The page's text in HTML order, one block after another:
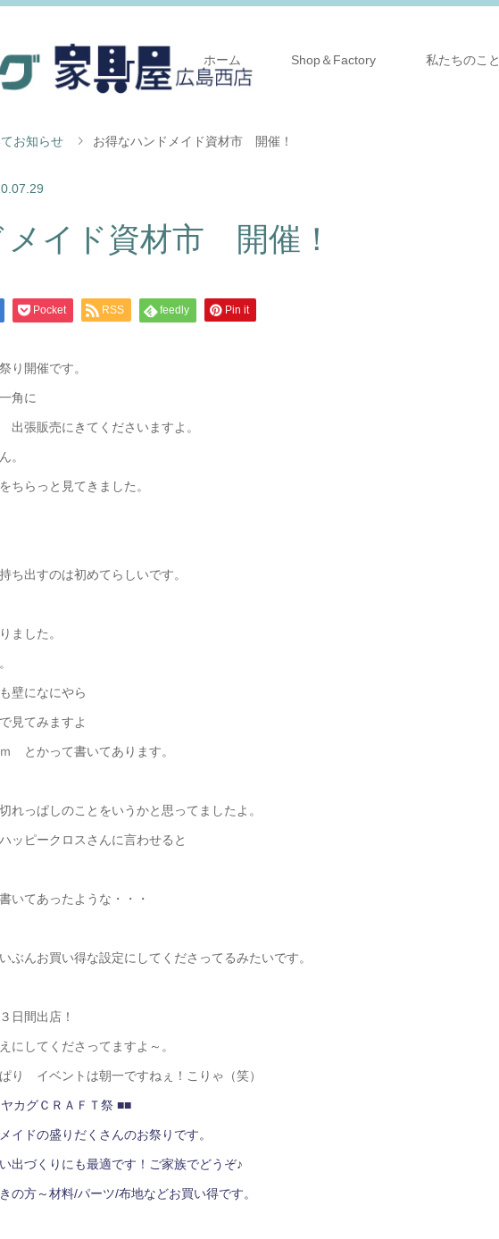
ホーム Shop＆Factory 私たちのこと
お知らせ お得なハンドメイド資材市 開催！
メイド資材市 開催！
Pocket RSS feedly Pin it
り開催です。
角に
張販売にきてくださいますよ。
。
ちらっと見てきました。
ち出すのは初めてらしいです。
ました。
壁になにやら
見てみますよ
とかって書いてあります。
れっぱしのことをいうかと思ってましたよ。
ッピークロスさんに言わせると
いてあったような・・・
ぶんお買い得な設定にしてくださってるみたいです。
日間出店！
にしてくださってますよ～。
り イベントは朝一ですねぇ！こりゃ（笑）
ヤカグＣＲＡＦＴ祭 ■■
ドの盛りだくさんのお祭りです。
出づくりにも最適です！ご家族でどうぞ♪
方～材料/パーツ/布地などお買い得です。